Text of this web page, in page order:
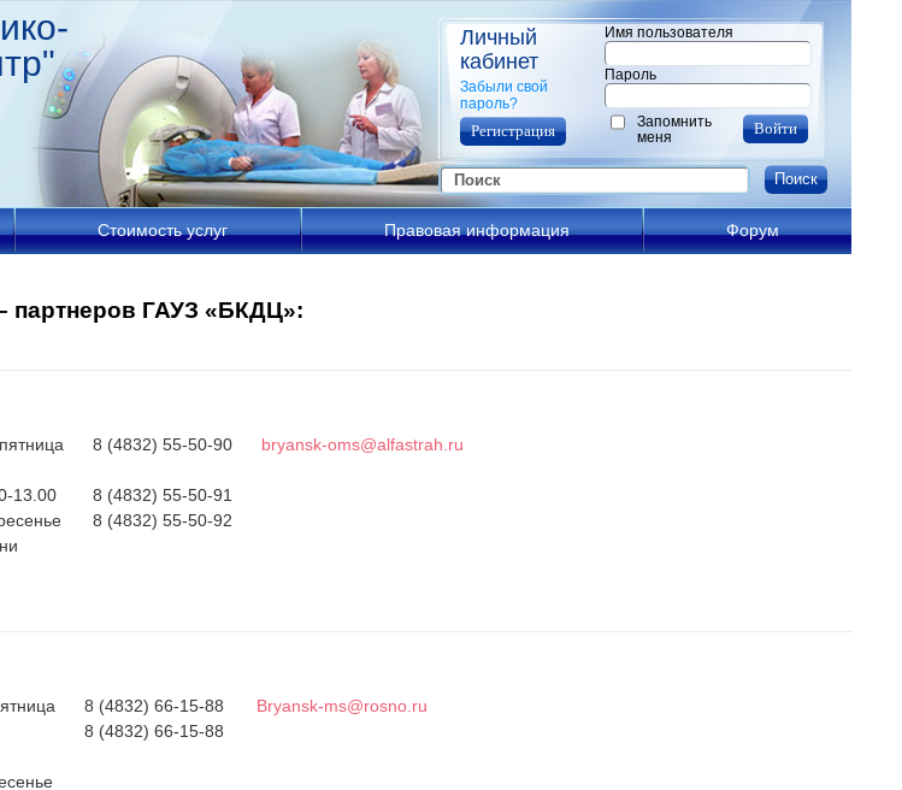
Личный
кабинет
Забыли свой
пароль?
Имя пользователя
Пароль
Запомнить
меня
Стоимость услуг Правовая информация Форум
партнеров ГАУЗ «БКДЦ»:
13.00
8 (4832) 55-50-90
8 (4832) 55-50-91
8 (4832) 55-50-92
bryansk-oms@alfastrah.ru
8 (4832) 66-15-88
8 (4832) 66-15-88
Bryansk-ms@rosno.ru